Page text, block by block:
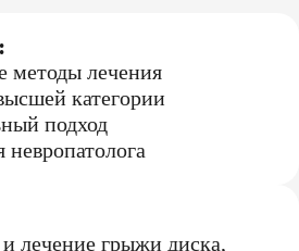
методы лечения
категории
подход
невропатолога
лечение грыжи диска,